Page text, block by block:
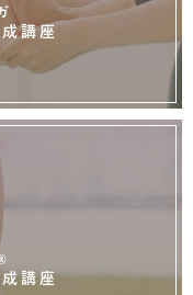
講座
講座